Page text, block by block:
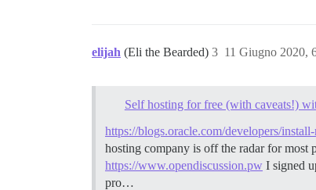
elijah (Eli the Bearded) 11 Giugno 2020,
3
Self hosting for free (with caveats!)
https://blogs.oracle.com/developers/
hosting company is off the radar for most
https://www.opendiscussion.pw I signed
pro…